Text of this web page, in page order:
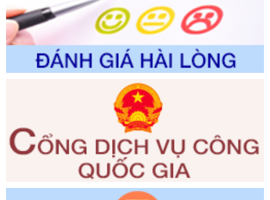
trong giải quyết thủtục hành chính lĩnh vực biến đổi khí hậu
thuộc phạm vi giải quyết của Sở Nông nghiệp và Môi
trường
Ngày ban hành: 01/06/2026
Số kí hiệu:2300/QĐ-UBND
đổi, bổ sung và phê duyệt quy trình nội bộ, quy trình điện tử
giải quyết thủ tục hành chính trong lĩnh vực Luật sư thuộc
phạm vi chức năng quản lý của Sở Tư pháp
Ngày ban hành: 01/06/2026
Số kí hiệu:351/2025/NĐ-CP
Tên: Nghị định số 351/2025/NĐ-CP của Chính phủ: Quy
định chuẩn nghèo đa chiều quốc gia giai đoạn 2026 - 2030
Ngày ban hành: 29/12/2026